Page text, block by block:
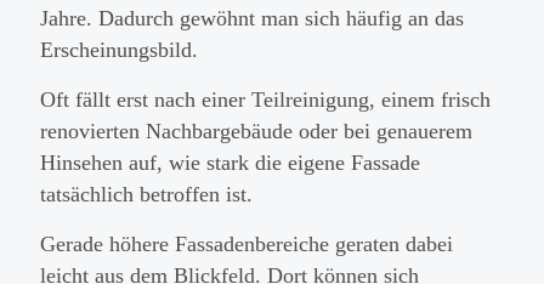
Jahre. Dadurch gewöhnt man sich häufig an das
Erscheinungsbild.
Oft fällt erst nach einer Teilreinigung, einem frisch
renovierten Nachbargebäude oder bei genauerem
Hinsehen auf, wie stark die eigene Fassade
tatsächlich betroffen ist.
Gerade höhere Fassadenbereiche geraten dabei
leicht aus dem Blickfeld. Dort können sich